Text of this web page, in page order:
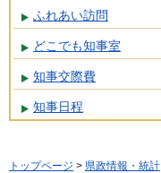
ふれあい訪問
どこでも知事室
知事交際費
知事日程
トップページ > 県政情報・統計